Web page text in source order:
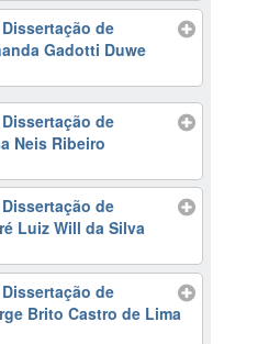
de
Gadotti Duwe
de
Neis Ribeiro
de
Luiz Will da Silva
de
Brito Castro de Lima